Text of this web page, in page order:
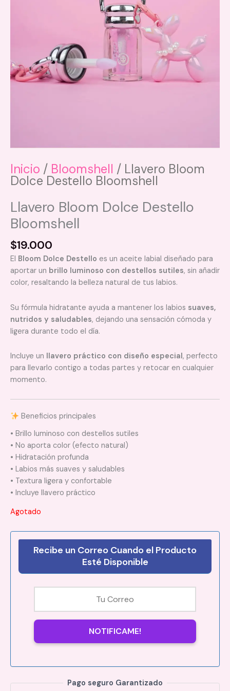
Inicio / Bloomshell / Llavero Bloom
Dolce Destello Bloomshell
Llavero Bloom Dolce Destello
Bloomshell
$19.000
El Bloom Dolce Destello es un aceite labial diseñado para
aportar un brillo luminoso con destellos sutiles, sin añadir
color, resaltando la belleza natural de tus labios.
Su fórmula hidratante ayuda a mantener los labios suaves,
nutridos y saludables, dejando una sensación cómoda y
ligera durante todo el día.
Incluye un llavero práctico con diseño especial, perfecto
para llevarlo contigo a todas partes y retocar en cualquier
momento.
Beneficios principales
• Brillo luminoso con destellos sutiles
• No aporta color (efecto natural)
• Hidratación profunda
• Labios más suaves y saludables
• Textura ligera y confortable
• Incluye llavero práctico
Agotado
Recibe un Correo Cuando el Producto
Esté Disponible
NOTIFICAME!
Pago seguro Garantizado